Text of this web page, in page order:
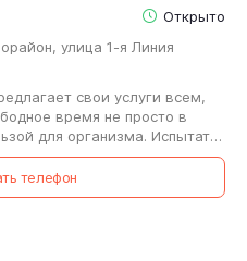
Открыто
улица 1-я Линия
свои услуги всем,
время не просто в
организма. Испытать
телефон